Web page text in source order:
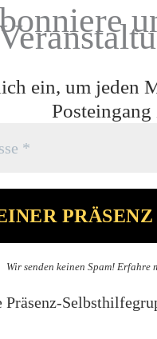
ein, um jeden
Wir senden keinen Spam! Erfahre